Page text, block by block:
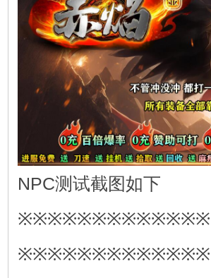
NPC测试截图如下